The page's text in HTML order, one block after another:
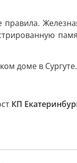
доме в Сургуте.
КП